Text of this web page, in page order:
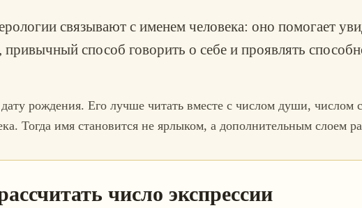
связывают с именем человека: оно помогает
способ говорить о себе и проявлять
дату рождения. Его лучше читать вместе с числом души, числом
Тогда имя становится не ярлыком, а дополнительным слоем
число экспрессии